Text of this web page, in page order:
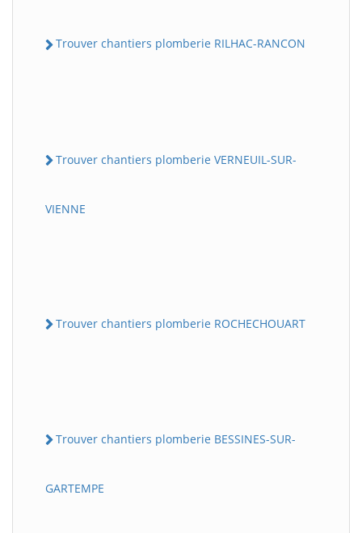
Trouver chantiers plomberie RILHAC-RANCON
Trouver chantiers plomberie VERNEUIL-SUR-
VIENNE
Trouver chantiers plomberie ROCHECHOUART
Trouver chantiers plomberie BESSINES-SUR-
GARTEMPE